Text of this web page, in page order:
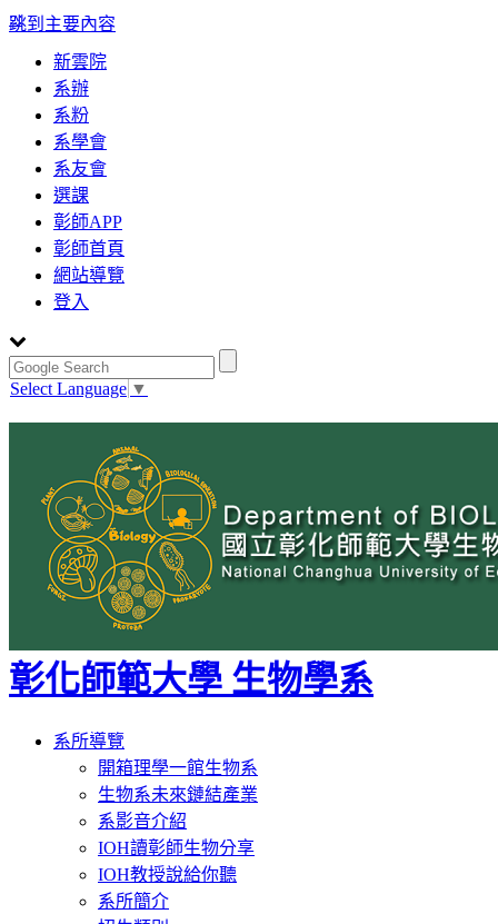
跳到主要內容
:::
新雲院
系辦
系粉
系學會
系友會
選課
彰師APP
彰師首頁
網站導覽
登入
Select Language ▼
彰化師範大學 生物學系
Toggle
navigation
系所導覽
開箱理學一館生物系
生物系未來鏈結產業
系影音介紹
IOH讀彰師生物分享
IOH教授說給你聽
系所簡介